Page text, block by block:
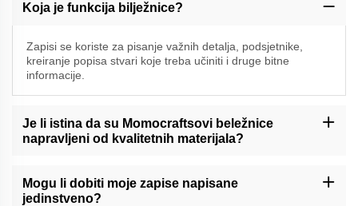
Koja je funkcija bilježnice?
Zapisi se koriste za pisanje važnih detalja, podsjetnike,
kreiranje popisa stvari koje treba učiniti i druge bitne
informacije.
Je li istina da su Momocraftsovi beležnice
napravljeni od kvalitetnih materijala?
vrhunskih materijala.
Mogu li dobiti moje zapise napisane
jedinstveno?